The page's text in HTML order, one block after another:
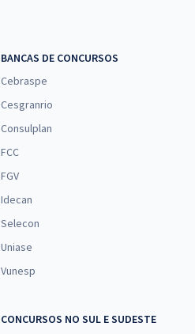
BANCAS DE CONCURSOS
Cebraspe
Cesgranrio
Consulplan
FCC
FGV
Idecan
Selecon
Uniase
Vunesp
CONCURSOS NO SUL E SUDESTE